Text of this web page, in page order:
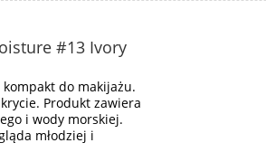
#13 Ivory
kompakt do makijażu.
Produkt zawiera
i wody morskiej.
młodziej i